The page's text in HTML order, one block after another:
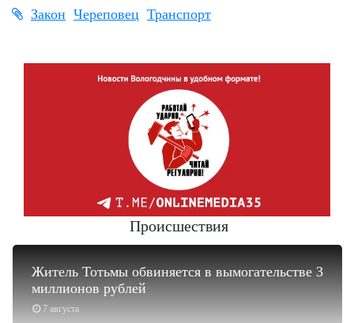
Закон Череповец Транспорт
Происшествия
7 августа
Житель Тотьмы обвиняется в вымогательстве 3
миллионов рублей